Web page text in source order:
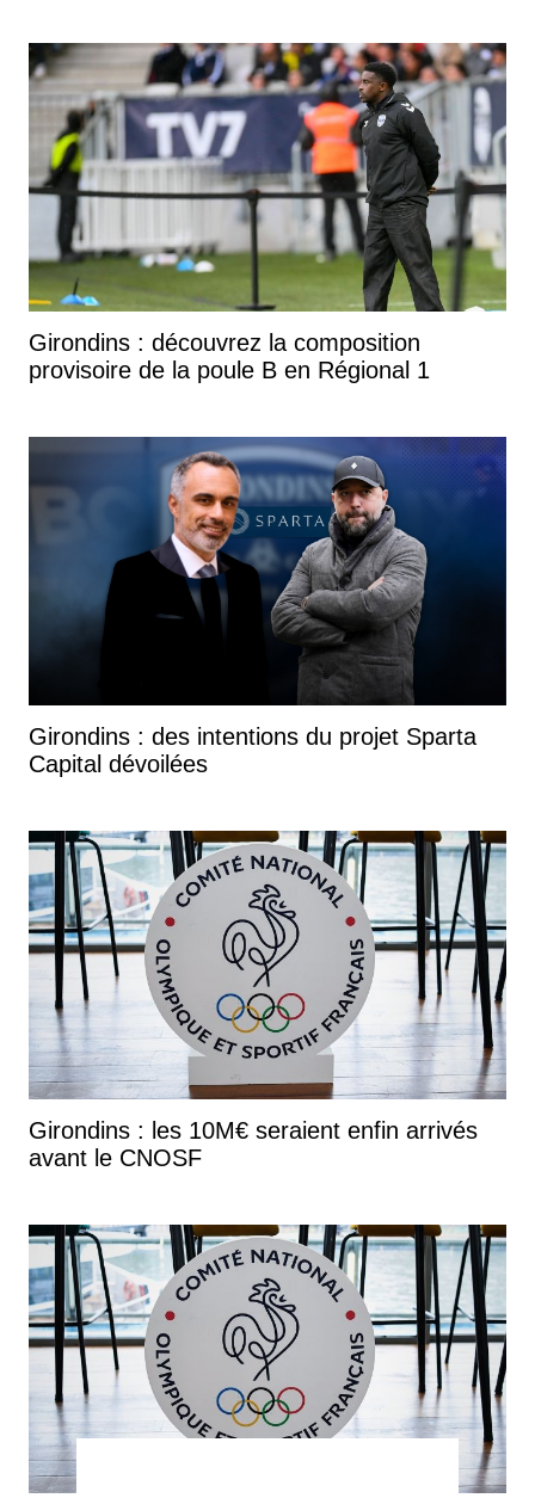
Girondins : découvrez la composition
provisoire de la poule B en Régional 1
Girondins : des intentions du projet Sparta
Capital dévoilées
Girondins : les 10M€ seraient enfin arrivés
avant le CNOSF